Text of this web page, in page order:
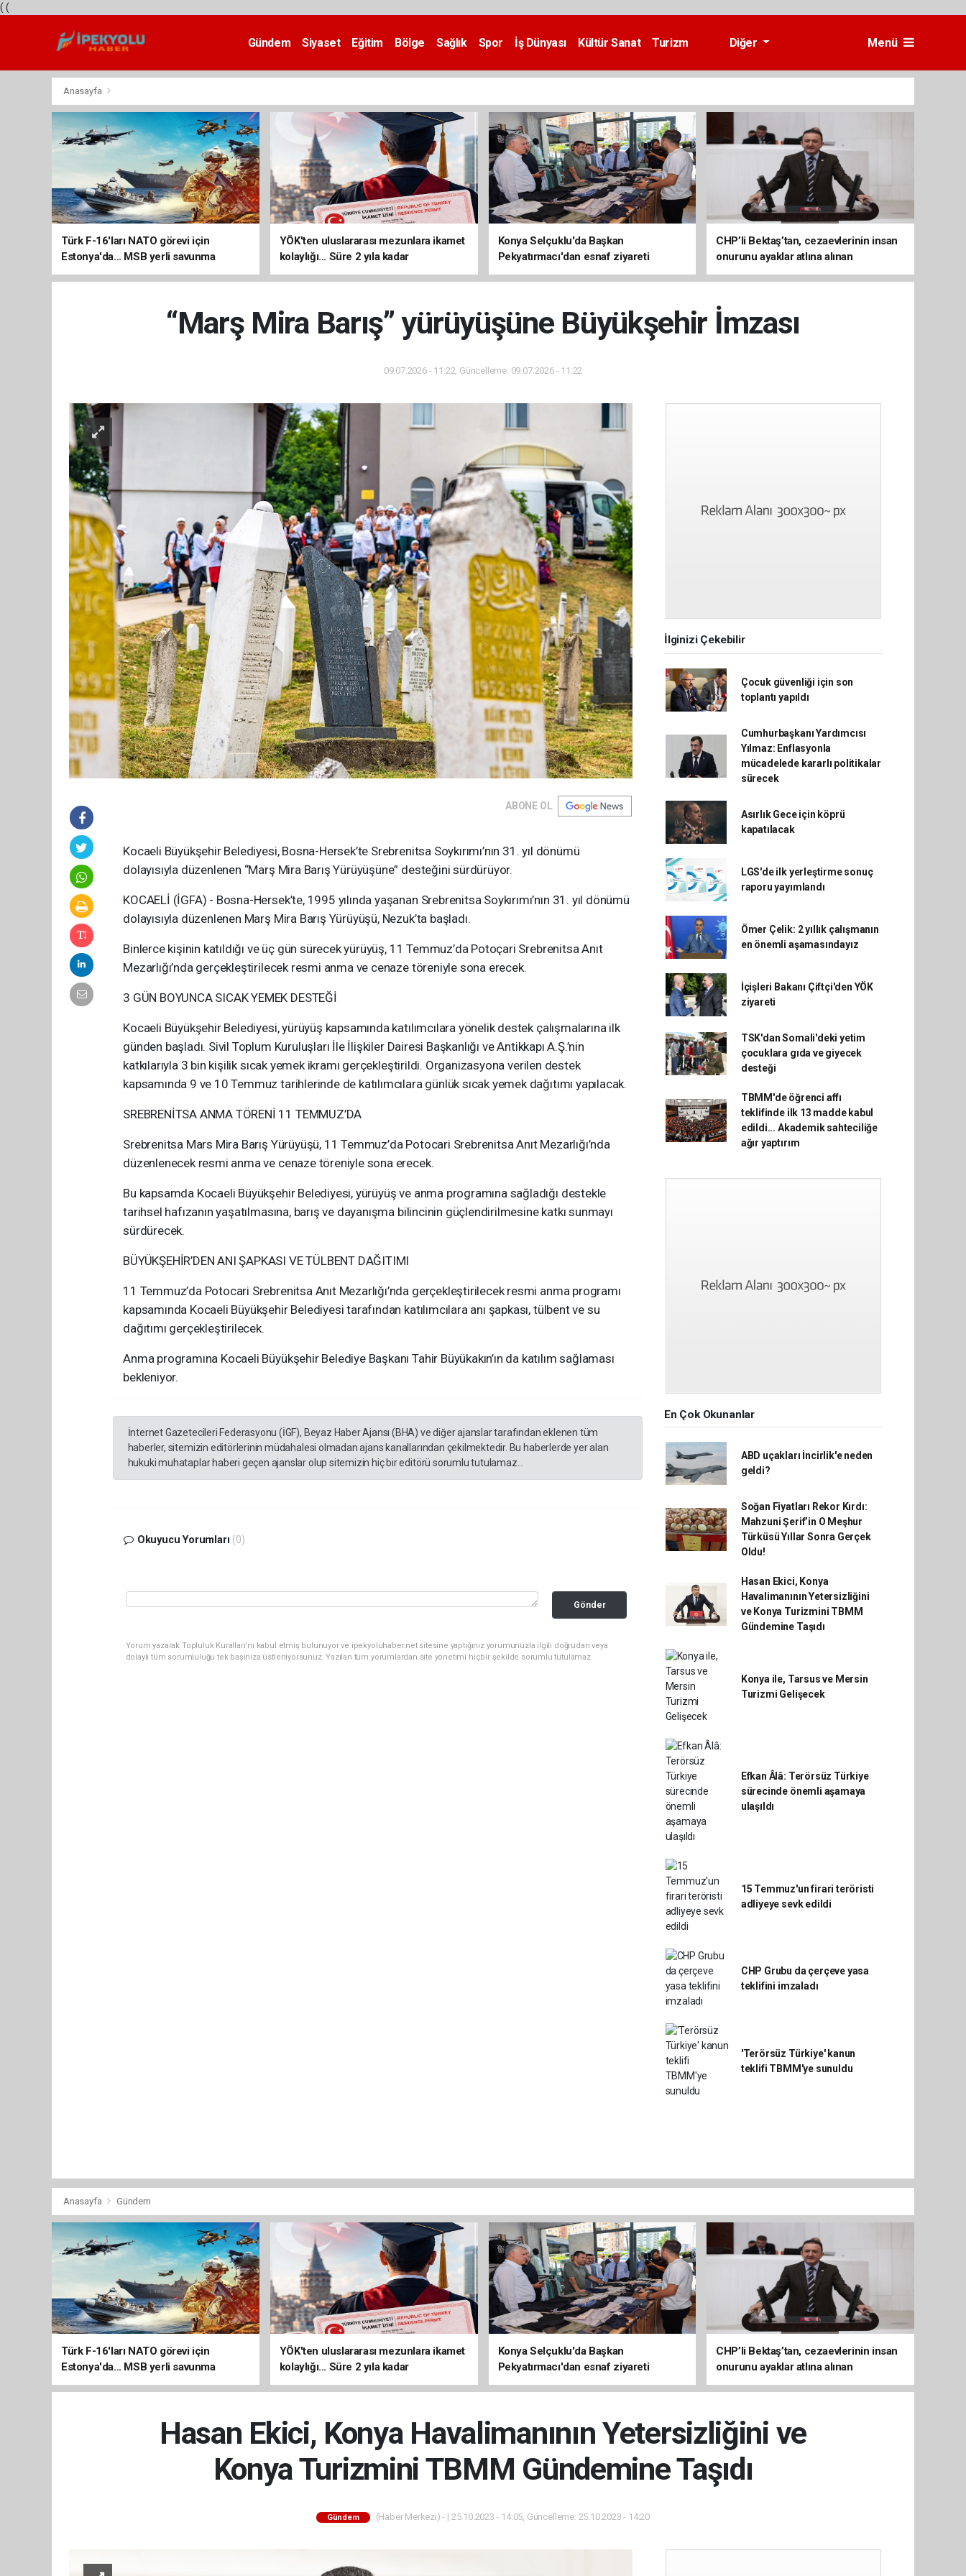
( (
Gündem Siyaset Eğitim Bölge Sağlık Spor İş Dünyası Kültür Sanat
Turizm
Diğer Menü
Anasayfa
Türk F-16'ları NATO görevi için
Estonya'da... MSB yerli savunma
sistemleriyle güçleniyor
YÖK'ten uluslararası mezunlara ikamet
kolaylığı... Süre 2 yıla kadar
uzatılabilecek
Konya Selçuklu'da Başkan
Pekyatırmacı'dan esnaf ziyareti
CHP’li Bektaş’tan, cezaevlerinin insan
onurunu ayaklar atlına alınan
mekânlara dönüşmesine tepki
“Marş Mira Barış” yürüyüşüne Büyükşehir İmzası
09.07.2026 - 11:22, Güncelleme: 09.07.2026 - 11:22
ABONE OL
Kocaeli Büyükşehir Belediyesi, Bosna-Hersek’te Srebrenitsa Soykırımı’nın 31. yıl dönümü
dolayısıyla düzenlenen “Marş Mira Barış Yürüyüşüne” desteğini sürdürüyor.
KOCAELİ (İGFA) - Bosna-Hersek’te, 1995 yılında yaşanan Srebrenitsa Soykırımı’nın 31. yıl dönümü
dolayısıyla düzenlenen Marş Mira Barış Yürüyüşü, Nezuk’ta başladı.
Binlerce kişinin katıldığı ve üç gün sürecek yürüyüş, 11 Temmuz’da Potoçari Srebrenitsa Anıt
Mezarlığı’nda gerçekleştirilecek resmi anma ve cenaze töreniyle sona erecek.
3 GÜN BOYUNCA SICAK YEMEK DESTEĞİ
Kocaeli Büyükşehir Belediyesi, yürüyüş kapsamında katılımcılara yönelik destek çalışmalarına ilk
günden başladı. Sivil Toplum Kuruluşları İle İlişkiler Dairesi Başkanlığı ve Antikkapı A.Ş.’nin
katkılarıyla 3 bin kişilik sıcak yemek ikramı gerçekleştirildi. Organizasyona verilen destek
kapsamında 9 ve 10 Temmuz tarihlerinde de katılımcılara günlük sıcak yemek dağıtımı yapılacak.
SREBRENİTSA ANMA TÖRENİ 11 TEMMUZ’DA
Srebrenitsa Mars Mira Barış Yürüyüşü, 11 Temmuz’da Potocari Srebrenitsa Anıt Mezarlığı’nda
düzenlenecek resmi anma ve cenaze töreniyle sona erecek.
Bu kapsamda Kocaeli Büyükşehir Belediyesi, yürüyüş ve anma programına sağladığı destekle
tarihsel hafızanın yaşatılmasına, barış ve dayanışma bilincinin güçlendirilmesine katkı sunmayı
sürdürecek.
BÜYÜKŞEHİR’DEN ANI ŞAPKASI VE TÜLBENT DAĞITIMI
11 Temmuz’da Potocari Srebrenitsa Anıt Mezarlığı’nda gerçekleştirilecek resmi anma programı
kapsamında Kocaeli Büyükşehir Belediyesi tarafından katılımcılara anı şapkası, tülbent ve su
dağıtımı gerçekleştirilecek.
Anma programına Kocaeli Büyükşehir Belediye Başkanı Tahir Büyükakın’ın da katılım sağlaması
bekleniyor.
İnternet Gazetecileri Federasyonu (İGF), Beyaz Haber Ajansı (BHA) ve diğer ajanslar tarafından eklenen tüm
haberler, sitemizin editörlerinin müdahalesi olmadan ajans kanallarından çekilmektedir. Bu haberlerde yer alan
hukuki muhataplar haberi geçen ajanslar olup sitemizin hiç bir editörü sorumlu tutulamaz...
Okuyucu Yorumları (0)
Gönder
Yorum yazarak Topluluk Kuralları’nı kabul etmiş bulunuyor ve ipekyoluhaber.net sitesine yaptığınız yorumunuzla ilgili doğrudan veya
dolaylı tüm sorumluluğu tek başınıza üstleniyorsunuz. Yazılan tüm yorumlardan site yönetimi hiçbir şekilde sorumlu tutulamaz.
İlginizi Çekebilir
Çocuk güvenliği için son
toplantı yapıldı
Cumhurbaşkanı Yardımcısı
Yılmaz: Enflasyonla
mücadelede kararlı politikalar
sürecek
Asırlık Gece için köprü
kapatılacak
LGS'de ilk yerleştirme sonuç
raporu yayımlandı
Ömer Çelik: 2 yıllık çalışmanın
en önemli aşamasındayız
İçişleri Bakanı Çiftçi'den YÖK
ziyareti
TSK'dan Somali'deki yetim
çocuklara gıda ve giyecek
desteği
TBMM'de öğrenci affı
teklifinde ilk 13 madde kabul
edildi... Akademik sahteciliğe
ağır yaptırım
En Çok Okunanlar
ABD uçakları İncirlik'e neden
geldi?
Soğan Fiyatları Rekor Kırdı:
Mahzuni Şerif’in O Meşhur
Türküsü Yıllar Sonra Gerçek
Oldu!
Hasan Ekici, Konya
Havalimanının Yetersizliğini
ve Konya Turizmini TBMM
Gündemine Taşıdı
Konya ile, Tarsus ve Mersin
Turizmi Gelişecek
Efkan Âlâ: Terörsüz Türkiye
sürecinde önemli aşamaya
ulaşıldı
15 Temmuz'un firari teröristi
adliyeye sevk edildi
CHP Grubu da çerçeve yasa
teklifini imzaladı
'Terörsüz Türkiye' kanun
teklifi TBMM'ye sunuldu
Anasayfa Gündem
Türk F-16'ları NATO görevi için
Estonya'da... MSB yerli savunma
sistemleriyle güçleniyor
YÖK'ten uluslararası mezunlara ikamet
kolaylığı... Süre 2 yıla kadar
uzatılabilecek
Konya Selçuklu'da Başkan
Pekyatırmacı'dan esnaf ziyareti
CHP’li Bektaş’tan, cezaevlerinin insan
onurunu ayaklar atlına alınan
mekânlara dönüşmesine tepki
Hasan Ekici, Konya Havalimanının Yetersizliğini ve
Konya Turizmini TBMM Gündemine Taşıdı
Gündem (Haber Merkezi) - | 25.10.2023 - 14:05, Güncelleme: 25.10.2023 - 14:20